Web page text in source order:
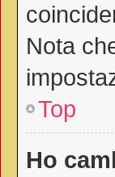
Nota
Top
Ho